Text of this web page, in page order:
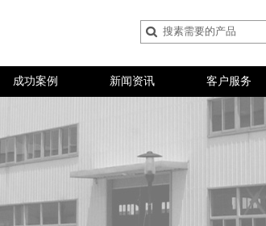
成功案例 新闻资讯 客户服务